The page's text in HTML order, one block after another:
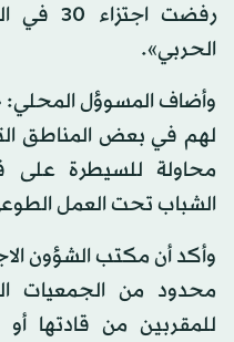
رفضت
الحربي».
وأضاف المسوؤل المحلي:
لهم في بعض المناطق
محاولة للسيطرة على
الشباب تحت العمل
وأكد أن مكتب الشؤون
محدود من الجمعيات
للمقربين من قادتها